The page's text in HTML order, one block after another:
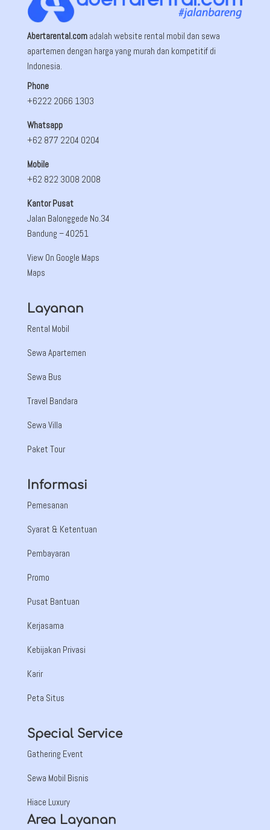
Abertarental.comadalah website rental mobil dan sewa
apartemen dengan harga yang murah dan kompetitif di
Indonesia.
Phone
+6222 2066 1303
Whatsapp
+62 877 2204 0204
Mobile
+62 822 3008 2008
Kantor Pusat
Jalan Balonggede No.34
Bandung – 40251
View On Google Maps
Maps
Layanan
Rental Mobil
Sewa Apartemen
Sewa Bus
Travel Bandara
Sewa Villa
Paket Tour
Informasi
Pemesanan
Syarat & Ketentuan
Pembayaran
Promo
Pusat Bantuan
Kerjasama
Kebijakan Privasi
Karir
Peta Situs
Special Service
Gathering Event
Sewa Mobil Bisnis
Hiace Luxury
Area Layanan